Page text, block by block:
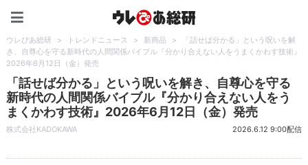
ウレぴあ総研 > トレンドニュース > 新商品 >
「話せば分かる」という呪いを解
き、自尊心を守る新時代の人間関係バイブル『分かり合えない人をうまくかわす技術』
2026年6月12日（金）発売
「話せば分かる」という呪いを解き、自尊心を守る
新時代の人間関係バイブル『分かり合えない人をう
まくかわす技術』2026年6月12日（金）発売
株式会社KADOKAWA 2026.6.12 9:00配信